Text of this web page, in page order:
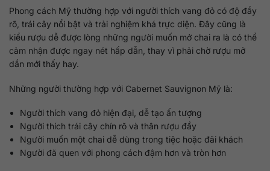
Phong cách Mỹ thường hợp với người thích vang đỏ có độ đầy
rõ, trái cây nổi bật và trải nghiệm khá trực diện. Đây cũng là
kiểu rượu dễ được lòng những người muốn mở chai ra là có thể
cảm nhận được ngay nét hấp dẫn, thay vì phải chờ rượu mở
dần mới thấy hay.
Những người thường hợp với Cabernet Sauvignon Mỹ là:
Người thích vang đỏ hiện đại, dễ tạo ấn tượng
Người thích trái cây chín rõ và thân rượu đầy
Người muốn một chai dễ dùng trong tiệc hoặc đãi khách
Người đã quen với phong cách đậm hơn và tròn hơn